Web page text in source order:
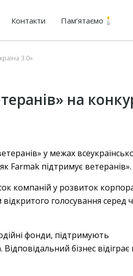
Контакти Пам’ятаємо
3.0»
на
у межах
Farmak підтримує ветеранів».
компаній у розвиток
голосування серед
фонди, підтримують
бізнес